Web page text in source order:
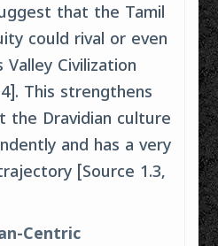
that the Tamil
could rival or even
Civilization
This strengthens
the Dravidian culture
and has a very
[Source 1.3,
Centric